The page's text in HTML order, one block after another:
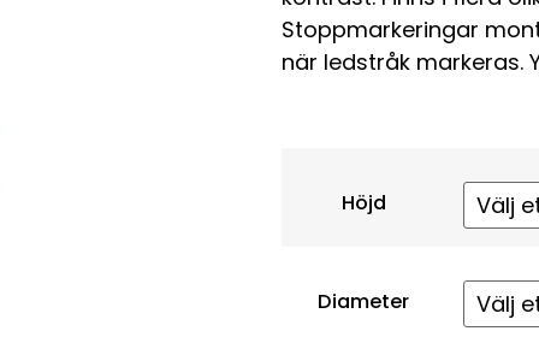
Stoppmarkeringar
när ledstråk markeras.
Höjd
Diameter